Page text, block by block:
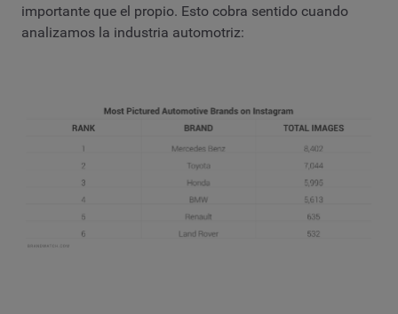
importante que el propio. Esto cobra sentido cuando
analizamos la industria automotriz: